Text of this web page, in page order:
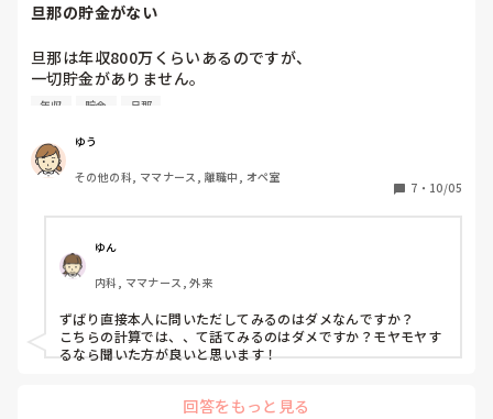
・給料は病棟の時よりup(昇給はあり)
・通勤に時間がかからない
・お弁当作らなくて良くて、自宅に帰りあったかいご飯が食べ
れる
・ちょっとした家事が中休みに終わる(洗い物、洗濯、掃除等)
・趣味もできるようになった
とかになりました。
私には合ってると思います。
し、患者さんは院内には残らないので気持ち的にも楽です。
あとはスタッフも最小人数ではありながら医師とも協力して医
旦那の貯金がない
旦那は年収800万くらいあるのですが、
一切貯金がありません。
月の家賃は家賃は10万、生活費は10万もらってますが、
旅行行く時にお金を出してもらったりはしていますが、
携帯代等の固定費抜いても手元に200万くらいは残るのでは
と計算しています。
なにかやましいことに使っているのでしょうか……
年収 貯金 旦那
ゆう
その他の科, ママナース, 離職中, オペ室
7 ・ 10/05
ゆん
内科, ママナース, 外来
ずばり直接本人に問いただしてみるのはダメなんですか？
こちらの計算では、、て話てみるのはダメですか？モヤモヤす
るなら聞いた方が良いと思います！
回答をもっと見る